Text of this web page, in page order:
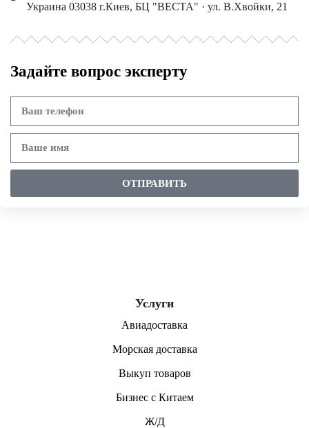
Украина 03038 г.Киев, БЦ "ВЕСТА" · ул. В.Хвойки, 21
Задайте вопрос эксперту
ОТПРАВИТЬ
Услуги
Авиадоставка
Морская доставка
Выкуп товаров
Бизнес с Китаем
Ж/Д